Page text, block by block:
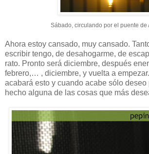
Sábado, circulando por el puente de
Ahora estoy cansado, muy cansado.
escribir tengo, de desahogarme, de
rato. Pronto será diciembre, después
febrero,… , diciembre, y vuelta a
acabará esto y cuando acabe sólo deseo
hecho alguna de las cosas que más